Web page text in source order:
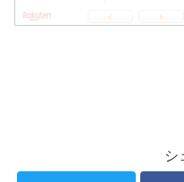
シ